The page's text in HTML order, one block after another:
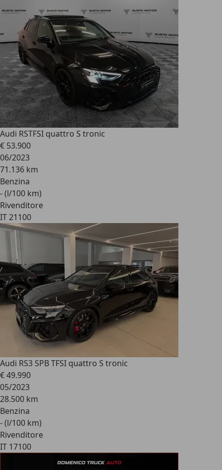
Audi RSTFSI quattro S tronic
€ 53.900
06/2023
71.136 km
Benzina
- (l/100 km)
Rivenditore
IT 21100
Audi RS3 SPB TFSI quattro S tronic
€ 49.990
05/2023
28.500 km
Benzina
- (l/100 km)
Rivenditore
IT 17100